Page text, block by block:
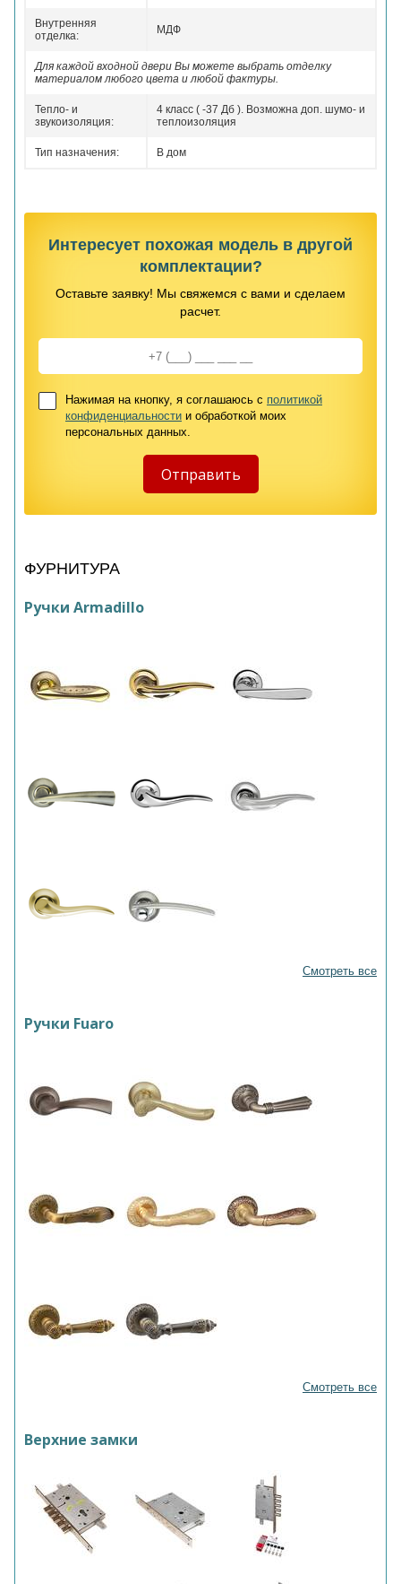
Внутренняя
отделка:
МДФ
Для каждой входной двери Вы можете выбрать отделку
материалом любого цвета и любой фактуры.
Тепло- и
звукоизоляция:
4 класс ( -37 Дб ). Возможна доп. шумо- и
теплоизоляция
Тип назначения: В дом
Интересует похожая модель в другой
комплектации?
Оставьте заявку! Мы свяжемся с вами и сделаем
расчет.
Нажимая на кнопку, я соглашаюсь с политикой
конфиденциальности и обработкой моих
персональных данных.
ФУРНИТУРА
Ручки Armadillo
Смотреть все
Ручки Fuaro
Смотреть все
Верхние замки